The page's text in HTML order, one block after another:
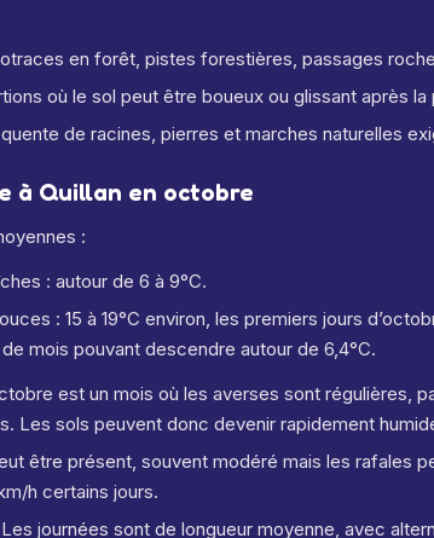
en forêt, pistes forestières, passages
où le sol peut être boueux ou glissant après la
de racines, pierres et marches naturelles
à Quillan en octobre
:
: autour de 6 à 9°C.
: 15 à 19°C environ, les premiers jours
mois pouvant descendre autour de 6,4°C.
est un mois où les averses sont régulières,
Les sols peuvent donc devenir rapidement
être présent, souvent modéré mais les rafales
h certains jours.
journées sont de longueur moyenne, avec